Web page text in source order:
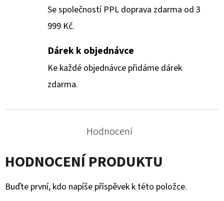
Se společností PPL doprava zdarma od 3
999 Kč.
Dárek k objednávce
Ke každé objednávce přidáme dárek
zdarma.
Hodnocení
HODNOCENÍ PRODUKTU
Buďte první, kdo napíše příspěvek k této položce.